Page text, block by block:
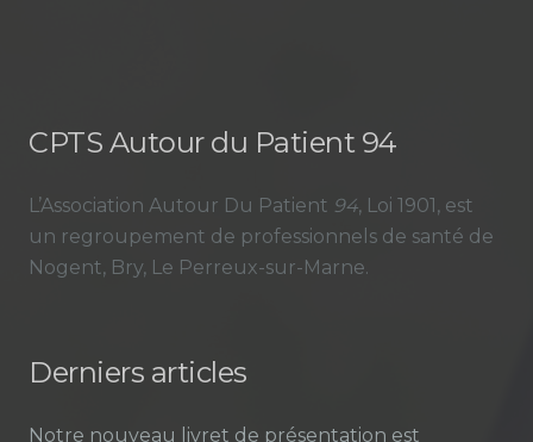
CPTS Autour du Patient 94
L’Association Autour Du Patient 94, Loi 1901, est
un regroupement de professionnels de santé de
Nogent, Bry, Le Perreux-sur-Marne.
Derniers articles
Notre nouveau livret de présentation est